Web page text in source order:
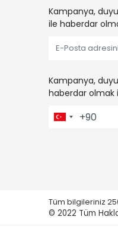
Kampanya,
ile haberdar
Kampanya,
haberdar olmak
Tüm bilgileriniz
© 2022 Tüm